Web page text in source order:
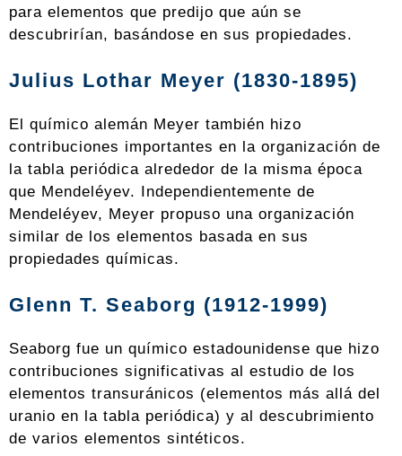
para elementos que predijo que aún se
descubrirían, basándose en sus propiedades.
Julius Lothar Meyer (1830-1895)
El químico alemán Meyer también hizo
contribuciones importantes en la organización de
la tabla periódica alrededor de la misma época
que Mendeléyev. Independientemente de
Mendeléyev, Meyer propuso una organización
similar de los elementos basada en sus
propiedades químicas.
Glenn T. Seaborg (1912-1999)
Seaborg fue un químico estadounidense que hizo
contribuciones significativas al estudio de los
elementos transuránicos (elementos más allá del
uranio en la tabla periódica) y al descubrimiento
de varios elementos sintéticos.